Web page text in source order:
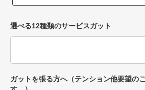
選べる12種類のサービスガット
ガットを張る方へ（テンション他要望の